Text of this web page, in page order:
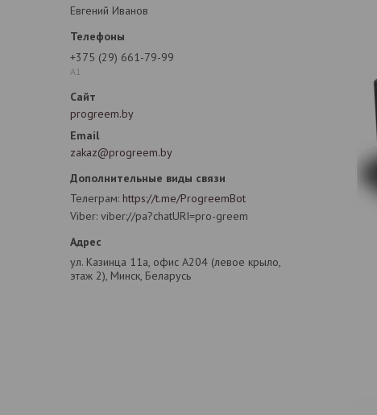
Евгений Иванов
+375 (29) 661-79-99
А1
progreem.by
zakaz@progreem.by
Телеграм https://t.me/ProgreemBot
Viber viber://pa?chatURI=pro-greem
ул. Казинца 11а, офис А204 (левое крыло,
этаж 2), Минск, Беларусь